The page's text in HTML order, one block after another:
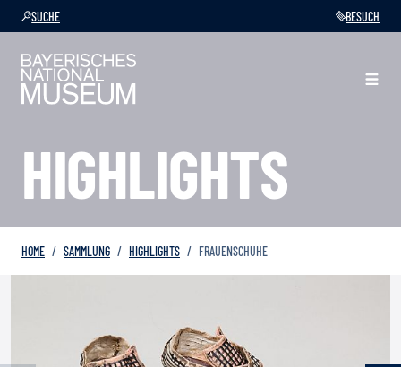
SUCHE BESUCH
HIGHLIGHTS
HOME SAMMLUNG HIGHLIGHTS FRAUENSCHUHE